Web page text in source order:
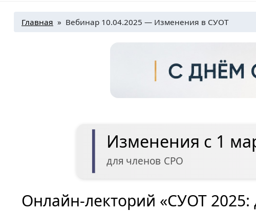
Главная » Вебинар 10.04.2025 — Изменения в СУОТ
Изменения с 1
для членов СРО
Онлайн-лекторий «СУОТ